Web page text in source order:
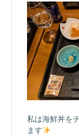
私は海鮮丼を
ます